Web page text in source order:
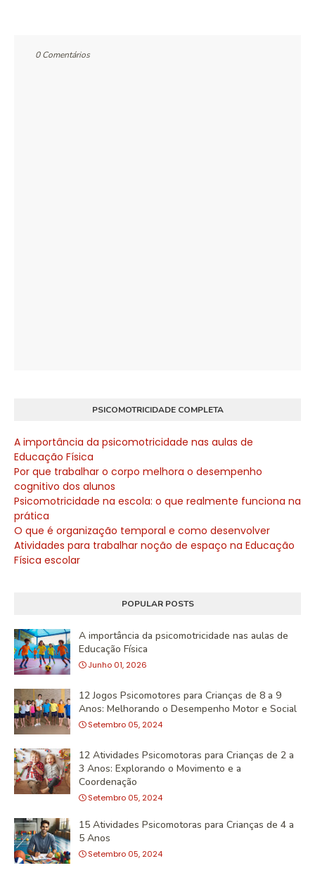
0 Comentários
PSICOMOTRICIDADE COMPLETA
A importância da psicomotricidade nas aulas de
Educação Física
Por que trabalhar o corpo melhora o desempenho
cognitivo dos alunos
Psicomotricidade na escola: o que realmente funciona na
prática
O que é organização temporal e como desenvolver
Atividades para trabalhar noção de espaço na Educação
Física escolar
POPULAR POSTS
A importância da psicomotricidade nas aulas de
Educação Física
Junho 01, 2026
12 Jogos Psicomotores para Crianças de 8 a 9
Anos: Melhorando o Desempenho Motor e Social
Setembro 05, 2024
12 Atividades Psicomotoras para Crianças de 2 a
3 Anos: Explorando o Movimento e a
Coordenação
Setembro 05, 2024
15 Atividades Psicomotoras para Crianças de 4 a
5 Anos
Setembro 05, 2024